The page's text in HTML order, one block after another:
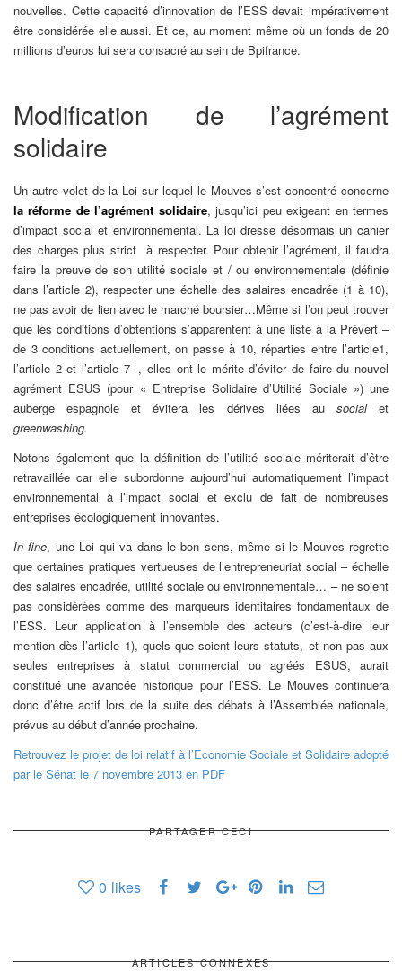
nouvelles. Cette capacité d’innovation de l’ESS devait impérativement
être considérée elle aussi. Et ce, au moment même où un fonds de 20
millions d’euros lui sera consacré au sein de Bpifrance.
Modification de l’agrément
solidaire
Un autre volet de la Loi sur lequel le Mouves s’est concentré concerne
la réforme de l’agrément solidaire, jusqu’ici peu exigeant en termes
d’impact social et environnemental. La loi dresse désormais un cahier
des charges plus strict à respecter. Pour obtenir l’agrément, il faudra
faire la preuve de son utilité sociale et / ou environnementale (définie
dans l’article 2), respecter une échelle des salaires encadrée (1 à 10),
ne pas avoir de lien avec le marché boursier…Même si l’on peut trouver
que les conditions d’obtentions s’apparentent à une liste à la Prévert –
de 3 conditions actuellement, on passe à 10, réparties entre l’article1,
l’article 2 et l’article 7 -, elles ont le mérite d’éviter de faire du nouvel
agrément ESUS (pour « Entreprise Solidaire d’Utilité Sociale ») une
auberge espagnole et évitera les dérives liées au socialet
greenwashing.
Notons également que la définition de l’utilité sociale mériterait d’être
retravaillée car elle subordonne aujourd’hui automatiquement l’impact
environnemental à l’impact social et exclu de fait de nombreuses
entreprises écologiquement innovantes.
In fine, une Loi qui va dans le bon sens, même si le Mouves regrette
que certaines pratiques vertueuses de l’entrepreneuriat social – échelle
des salaires encadrée, utilité sociale ou environnementale… – ne soient
pas considérées comme des marqueurs identitaires fondamentaux de
l’ESS. Leur application à l’ensemble des acteurs (c’est-à-dire leur
mention dès l’article 1), quels que soient leurs statuts, et non pas aux
seules entreprises à statut commercial ou agréés ESUS, aurait
constitué une avancée historique pour l’ESS. Le Mouves continuera
donc d’être actif lors de la suite des débats à l’Assemblée nationale,
prévus au début d’année prochaine.
Retrouvez le projet de loi relatif à l’Economie Sociale et Solidaire adopté
par le Sénat le 7 novembre 2013 en PDF
PARTAGER CECI
0 likes
ARTICLES CONNEXES